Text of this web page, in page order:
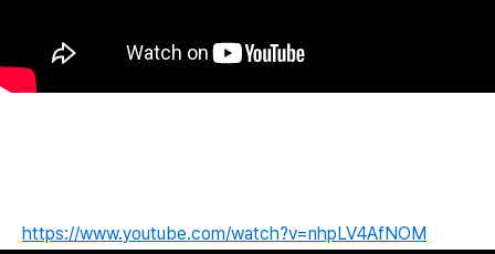
https://www.youtube.com/watch?v=nhpLV4AfNOM